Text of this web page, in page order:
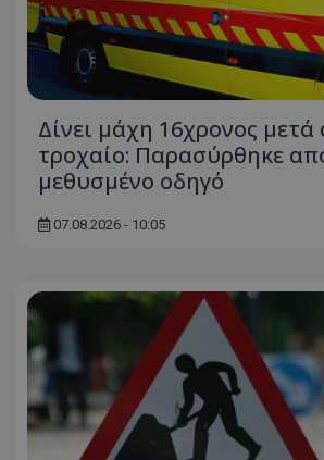
Δίνει μάχη 16χρονος μετά
τροχαίο: Παρασύρθηκε
μεθυσμένο οδηγό
07.08.2026 - 10:05